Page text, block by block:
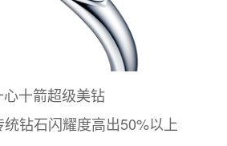
心十箭超级美钻
钻石闪耀度高出50%以上